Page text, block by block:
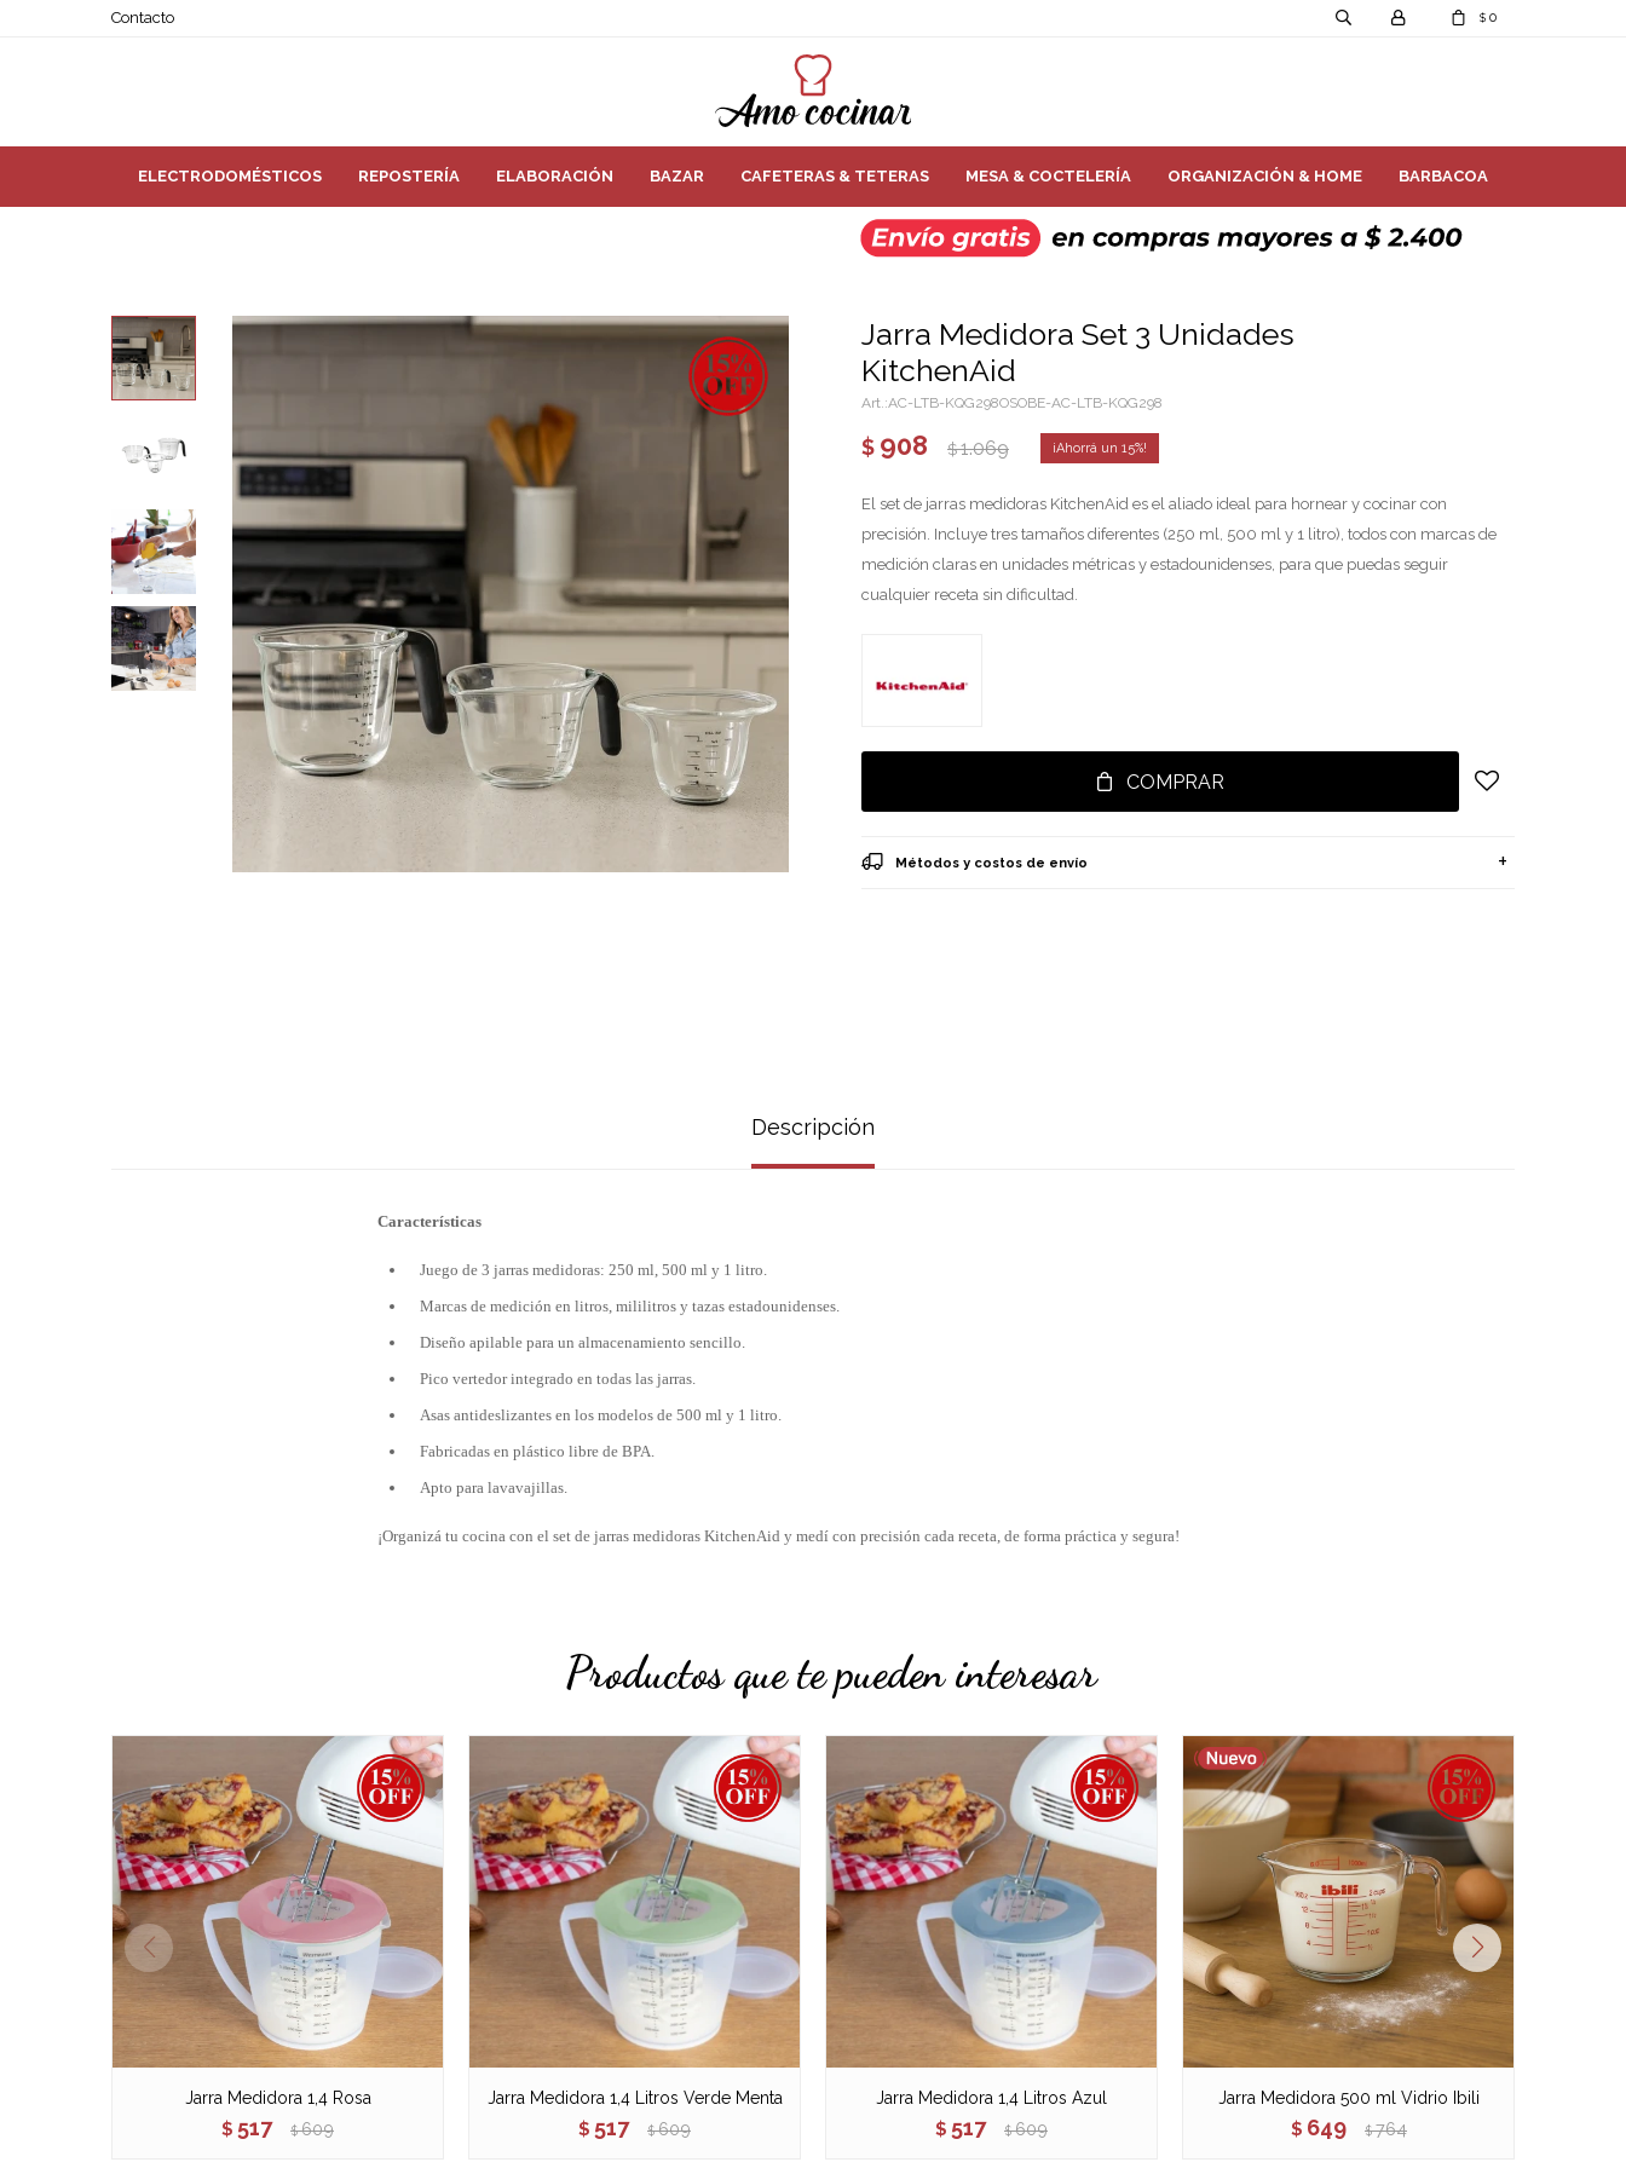
ELECTRODOMÉSTICOS REPOSTERÍA ELABORACIÓN BAZAR CAFETERAS & TETERAS MESA & COCTELERÍA ORGANIZACIÓN & HOME BARBACOA
$ 0
Contacto
Jarra Medidora Set 3 Unidades
KitchenAid
AC-LTB-KQG298OSOBE-AC-LTB-KQG298
$ 908 $ 1.069 15
El set de jarras medidoras KitchenAid es el aliado ideal para hornear y cocinar con
precisión. Incluye tres tamaños diferentes (250 ml, 500 ml y 1 litro), todos con marcas de
medición claras en unidades métricas y estadounidenses, para que puedas seguir
cualquier receta sin dificultad.
COMPRAR
Métodos y costos de envío
Descripción
Características
Juego de 3 jarras medidoras: 250 ml, 500 ml y 1 litro.
Marcas de medición en litros, mililitros y tazas estadounidenses.
Diseño apilable para un almacenamiento sencillo.
Pico vertedor integrado en todas las jarras.
Asas antideslizantes en los modelos de 500 ml y 1 litro.
Fabricadas en plástico libre de BPA.
Apto para lavavajillas.
¡Organizá tu cocina con el set de jarras medidoras KitchenAid y medí con precisión cada receta, de forma práctica y segura!
Productos que te pueden interesar
Jarra Medidora 1,4 Rosa
$ 517 $ 609
Jarra Medidora 1,4 Litros Verde Menta
$ 517 $ 609
Jarra Medidora 1,4 Litros Azul
$ 517 $ 609
Jarra Medidora 500 ml Vidrio Ibili
$ 649 $ 764